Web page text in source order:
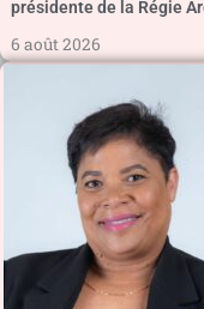
présidente de la Régie
6 août 2026